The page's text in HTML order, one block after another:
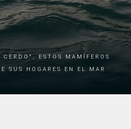
estos mamíferos
sus hogares en el mar